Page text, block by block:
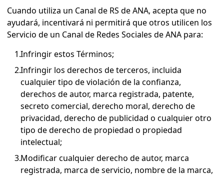
Cuando utiliza un Canal de RS de ANA, acepta que no
ayudará, incentivará ni permitirá que otros utilicen los
Servicio de un Canal de Redes Sociales de ANA para:
Infringir estos Términos;
Infringir los derechos de terceros, incluida
cualquier tipo de violación de la confianza,
derechos de autor, marca registrada, patente,
secreto comercial, derecho moral, derecho de
privacidad, derecho de publicidad o cualquier otro
tipo de derecho de propiedad o propiedad
intelectual;
Modificar cualquier derecho de autor, marca
registrada, marca de servicio, nombre de la marca,